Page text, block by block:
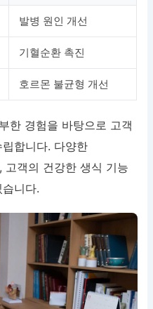
발병 원인 개선
기혈순환 촉진
호르몬 불균형 개선
한 경험을 바탕으로 고객
합니다. 다양한
고객의 건강한 생식 기능
니다.